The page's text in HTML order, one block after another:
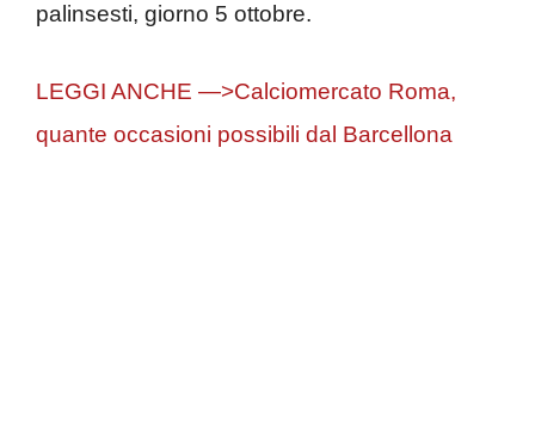
palinsesti, giorno 5 ottobre.
LEGGI ANCHE —>Calciomercato Roma,
quante occasioni possibili dal Barcellona